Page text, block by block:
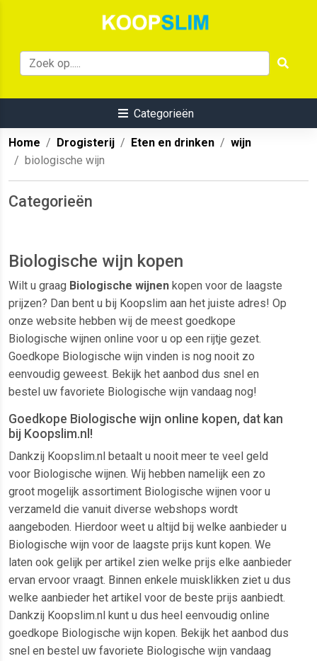
Categorieën
Home Drogisterij Eten en drinken
wijn
biologische wijn
Categorieën
Biologische wijn kopen
Wilt u graag Biologische wijnen kopen voor de laagste
prijzen? Dan bent u bij Koopslim aan het juiste adres! Op
onze website hebben wij de meest goedkope
Biologische wijnen online voor u op een rijtje gezet.
Goedkope Biologische wijn vinden is nog nooit zo
eenvoudig geweest. Bekijk het aanbod dus snel en
bestel uw favoriete Biologische wijn vandaag nog!
Goedkope Biologische wijn online kopen, dat kan
bij Koopslim.nl!
Dankzij Koopslim.nl betaalt u nooit meer te veel geld
voor Biologische wijnen. Wij hebben namelijk een zo
groot mogelijk assortiment Biologische wijnen voor u
verzameld die vanuit diverse webshops wordt
aangeboden. Hierdoor weet u altijd bij welke aanbieder u
Biologische wijn voor de laagste prijs kunt kopen. We
laten ook gelijk per artikel zien welke prijs elke aanbieder
ervan ervoor vraagt. Binnen enkele muisklikken ziet u dus
welke aanbieder het artikel voor de beste prijs aanbiedt.
Dankzij Koopslim.nl kunt u dus heel eenvoudig online
goedkope Biologische wijn kopen. Bekijk het aanbod dus
snel en bestel uw favoriete Biologische wijn vandaag